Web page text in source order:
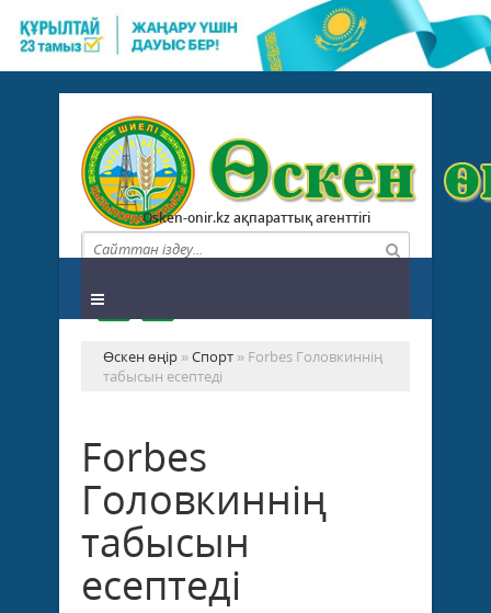
Osken-onir.kz ақпараттық агенттігі
Өскен өңір »Спорт » Forbes Головкиннің
табысын есептеді
Forbes
Головкиннің
табысын
есептеді